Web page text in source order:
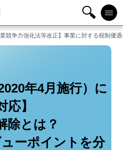
検
索
メニ
ュー
業競争力強化法等改正】事業に対する税制優
年4月施行）に
応】
除とは？
ーポイントを分